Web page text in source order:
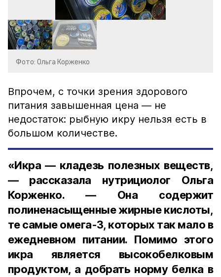
Фото: Ольга Корженко
Впрочем, с точки зрения здорового
питания завышенная цена — не
недостаток: рыбную икру нельзя есть в
большом количестве.
«Икра — кладезь полезных веществ,
— рассказала нутрициолог Ольга
Корженко. — Она содержит
полиненасыщенные жирные кислоты,
те самые омега-3, которых так мало в
ежедневном питании. Помимо этого
икра является высокобелковым
продуктом, а добрать норму белка в